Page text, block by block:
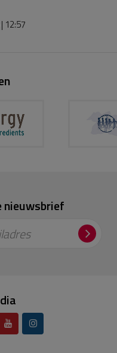
12:57
nieuwsbrief